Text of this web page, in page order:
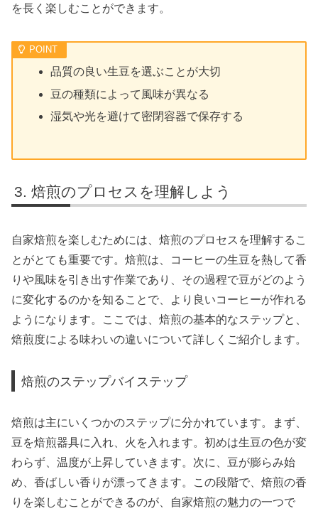
を長く楽しむことができます。
品質の良い生豆を選ぶことが大切
豆の種類によって風味が異なる
湿気や光を避けて密閉容器で保存する
焙煎のプロセスを理解しよう
自家焙煎を楽しむためには、焙煎のプロセスを理解するこ
とがとても重要です。焙煎は、コーヒーの生豆を熱して香
りや風味を引き出す作業であり、その過程で豆がどのよう
に変化するのかを知ることで、より良いコーヒーが作れる
ようになります。ここでは、焙煎の基本的なステップと、
焙煎度による味わいの違いについて詳しくご紹介します。
焙煎のステップバイステップ
焙煎は主にいくつかのステップに分かれています。まず、
豆を焙煎器具に入れ、火を入れます。初めは生豆の色が変
わらず、温度が上昇していきます。次に、豆が膨らみ始
め、香ばしい香りが漂ってきます。この段階で、焙煎の香
りを楽しむことができるのが、自家焙煎の魅力の一つで